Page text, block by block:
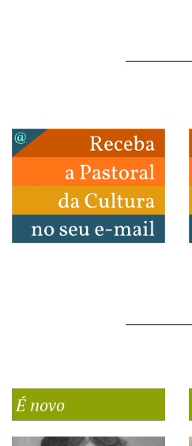
É novo